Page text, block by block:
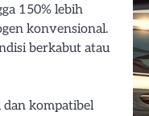
150% lebih
konvensional.
berkabut atau
kompatibel